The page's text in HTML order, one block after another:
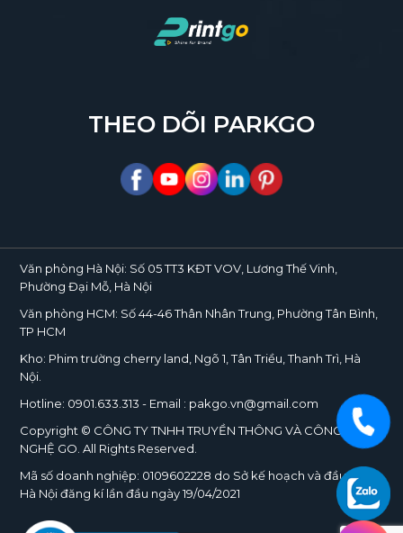
THEO DÕI PARKGO
Văn phòng Hà Nội: Số 05 TT3 KĐT VOV, Lương Thế Vinh,
Phường Đại Mỗ, Hà Nội
Văn phòng HCM: Số 44-46 Thân Nhân Trung, Phường Tân Bình,
TP HCM
Kho: Phim trường cherry land, Ngõ 1, Tân Triều, Thanh Trì, Hà
Nội.
Hotline: 0901.633.313 - Email : pakgo.vn@gmail.com
Copyright © CÔNG TY TNHH TRUYỀN THÔNG VÀ CÔNG
NGHỆ GO . All Rights Reserved.
Mã số doanh nghiệp: 0109602228 do Sở kế hoạch và đầu tư TP.
Hà Nội đăng kí lần đầu ngày 19/04/2021